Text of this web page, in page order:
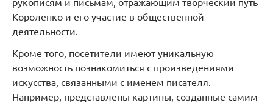
рукописям и письмам, отражающим творческий путь
Короленко и его участие в общественной
деятельности.
Кроме того, посетители имеют уникальную
возможность познакомиться с произведениями
искусства, связанными с именем писателя.
Например, представлены картины, созданные самим